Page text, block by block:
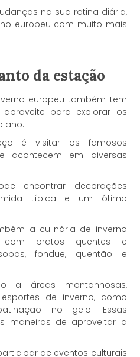
na sua rotina diária,
europeu com muito mais
da estação
europeu também tem
para explorar os
ano.
é visitar os famosos
acontecem em diversas
encontrar decorações
típica e um ótimo
a culinária de inverno
com pratos quentes e
fondue, quentão e
a áreas montanhosas,
de inverno, como
no gelo. Essas
maneiras de aproveitar a
de eventos culturais